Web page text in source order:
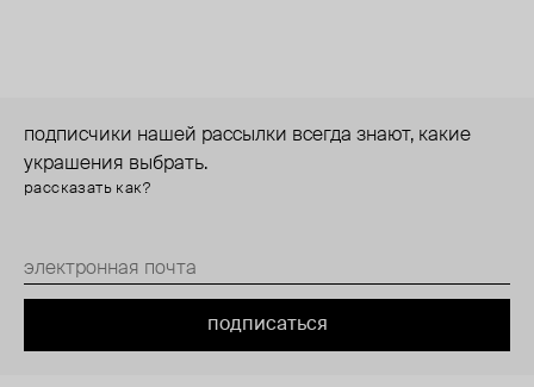
подписчики нашей рассылки всегда знают, какие
украшения выбрать.
рассказать как?
подписаться